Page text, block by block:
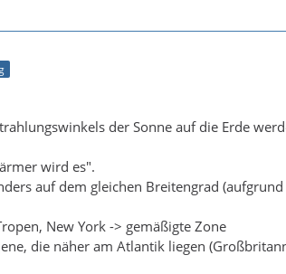
der Sonne auf die Erde
wird es".
auf dem gleichen Breitengrad
New York -> gemäßigte Zone
die näher am Atlantik liegen